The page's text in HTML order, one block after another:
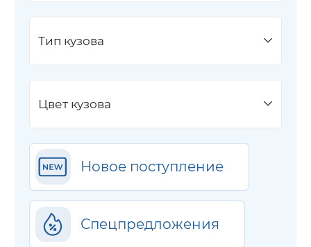
Тип кузова
Цвет кузова
Новое поступление
Спецпредложения